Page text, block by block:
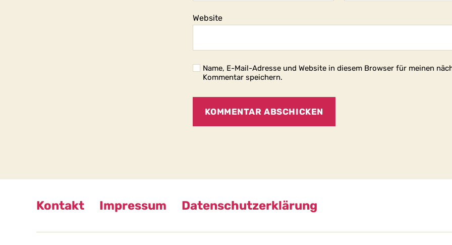
Website
Name, E-Mail-Adresse und Website in diesem Browser für meinen
Kommentar speichern.
Kontakt Impressum Datenschutzerklärung